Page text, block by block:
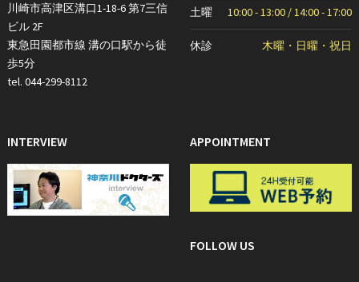
川崎市高津区溝口1-18-6 第7三信
ビル 2F
東急田園都市線 溝の口駅から徒
歩5分
tel. 044-299-8112
土曜 10:00 - 13:00 / 14:00 - 17:00
休診 木曜・日曜・祝日
INTERVIEW APPOINTMENT
FOLLOW US